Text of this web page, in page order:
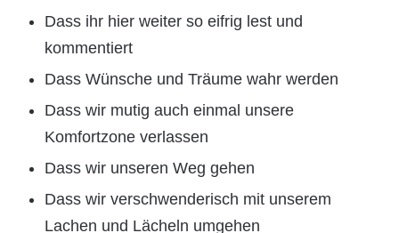
Dass ihr hier weiter so eifrig lest und
kommentiert
Dass Wünsche und Träume wahr werden
Dass wir mutig auch einmal unsere
Komfortzone verlassen
Dass wir unseren Weg gehen
Dass wir verschwenderisch mit unserem
Lachen und Lächeln umgehen